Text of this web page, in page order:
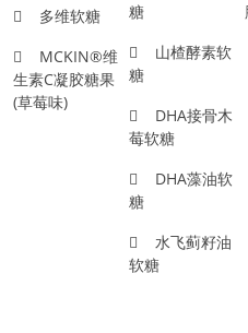
多维软糖
MCKIN®维
生素C凝胶糖果
(草莓味)
糖
山楂酵素软
糖
DHA接骨木
莓软糖
DHA藻油软
糖
水飞蓟籽油
软糖